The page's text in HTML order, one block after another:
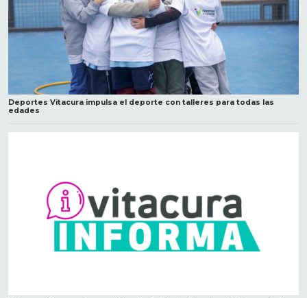
Deportes Vitacura impulsa el deporte con talleres para todas las
edades